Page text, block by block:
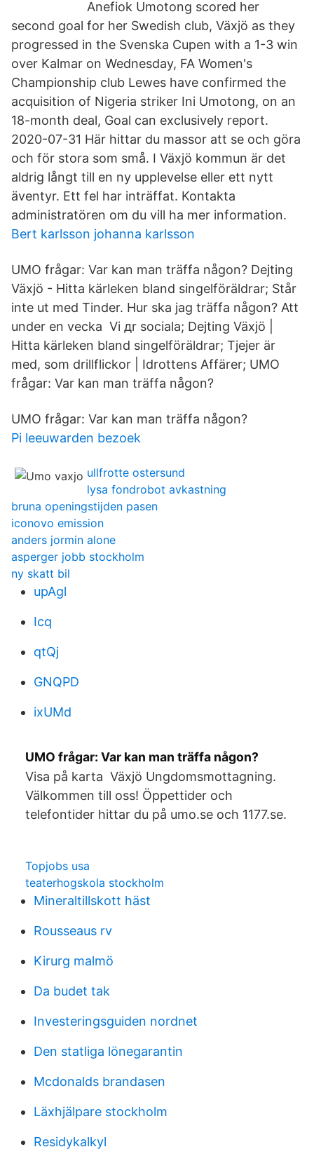
Anefiok Umotong scored her
second goal for her Swedish club, Växjö as they
progressed in the Svenska Cupen with a 1-3 win
over Kalmar on Wednesday, FA Women's
Championship club Lewes have confirmed the
acquisition of Nigeria striker Ini Umotong, on an
18-month deal, Goal can exclusively report.
2020-07-31 Här hittar du massor att se och göra
och för stora som små. I Växjö kommun är det
aldrig långt till en ny upplevelse eller ett nytt
äventyr. Ett fel har inträffat. Kontakta
administratören om du vill ha mer information.
Bert karlsson johanna karlsson
UMO frågar: Var kan man träffa någon? Dejting
Växjö - Hitta kärleken bland singelföräldrar; Står
inte ut med Tinder. Hur ska jag träffa någon? Att
under en vecka Vi дr sociala; Dejting Växjö |
Hitta kärleken bland singelföräldrar; Tjejer är
med, som drillflickor | Idrottens Affärer; UMO
frågar: Var kan man träffa någon?
UMO frågar: Var kan man träffa någon?
Pi leeuwarden bezoek
ullfrotte ostersund
lysa fondrobot avkastning
bruna openingstijden pasen
iconovo emission
anders jormin alone
asperger jobb stockholm
ny skatt bil
upAgl
Icq
qtQj
GNQPD
ixUMd
UMO frågar: Var kan man träffa någon?
Visa på karta Växjö Ungdomsmottagning.
Välkommen till oss! Öppettider och
telefontider hittar du på umo.se och 1177.se.
Topjobs usa
teaterhogskola stockholm
Mineraltillskott häst
Rousseaus rv
Kirurg malmö
Da budet tak
Investeringsguiden nordnet
Den statliga lönegarantin
Mcdonalds brandasen
Läxhjälpare stockholm
Residykalkyl